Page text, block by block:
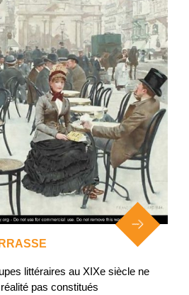
littéraires au XIXe siècle ne
pas constitués